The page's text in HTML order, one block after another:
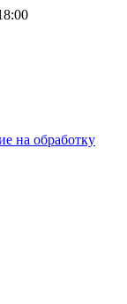
на обработку